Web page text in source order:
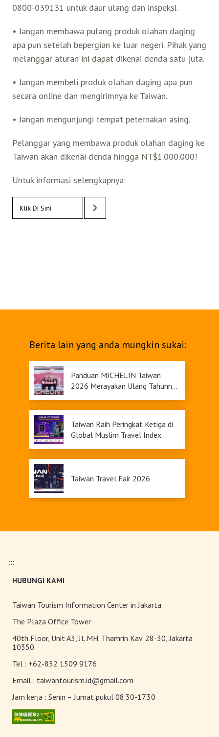
0800-039131 untuk daur ulang dan inspeksi.
• Jangan membawa pulang produk olahan daging
apa pun setelah bepergian ke luar negeri. Pihak yang
melanggar aturan ini dapat dikenai denda satu juta.
• Jangan membeli produk olahan daging apa pun
secara online dan mengirimnya ke Taiwan.
• Jangan mengunjungi tempat peternakan asing.
Pelanggar yang membawa produk olahan daging ke
Taiwan akan dikenai denda hingga NT$1.000.000!
Untuk informasi selengkapnya:
Berita lain yang anda mungkin sukai:
Panduan MICHELIN Taiwan
2026 Merayakan Ulang Tahunnya
Taiwan Raih Peringkat Ketiga di
Global Muslim Travel Index
Taiwan Travel Fair 2026
Tersedia
dengan Keindahan yang Mekar
Terangi Musim Semi Anda:
Tampil Memukau di Chiayi
Toserba Wisatawan” kini hadir di
7.200 kios ibon 7-ELEVEN di
:::
HUBUNGI KAMI
Taiwan Tourism Information Center in Jakarta
The Plaza Office Tower
40th Floor, Unit A3, Jl. MH. Thamrin Kav. 28-30, Jakarta
10350.
Tel : +62-852 1509 9176
Email : taiwantourism.id@gmail.com
Jam kerja : Senin – Jumat pukul 08.30-17.30